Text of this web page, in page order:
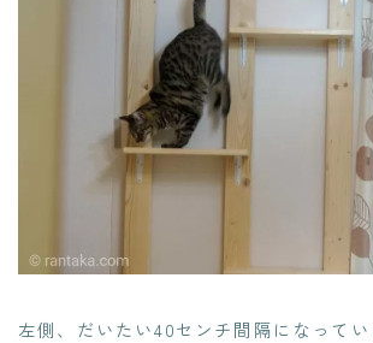
左側、だいたい40センチ間隔になってい